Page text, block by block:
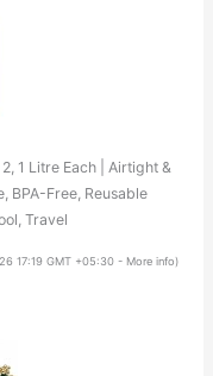
1 Litre Each | Airtight &
BPA-Free, Reusable
Travel
17:19 GMT +05:30 - More info)